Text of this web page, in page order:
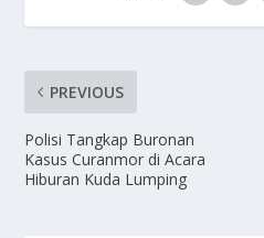
PREVIOUS
Polisi Tangkap Buronan
Kasus Curanmor di Acara
Hiburan Kuda Lumping